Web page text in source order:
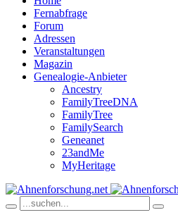
Fernabfrage
Forum
Adressen
Veranstaltungen
Magazin
Genealogie-Anbieter
Ancestry
FamilyTreeDNA
FamilyTree
FamilySearch
Geneanet
23andMe
MyHeritage